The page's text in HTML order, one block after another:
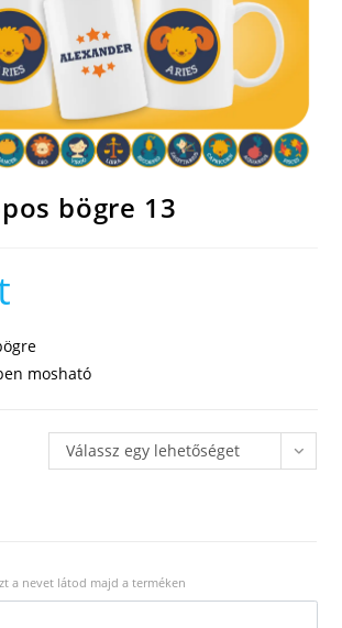
bögre 13
mosható
Válassz egy lehetőséget
a nevet látod majd a terméken